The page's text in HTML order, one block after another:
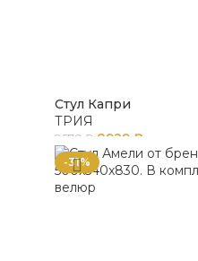
Стул Капри
ТРИЯ
9578 ₽ 8929 ₽
-31%